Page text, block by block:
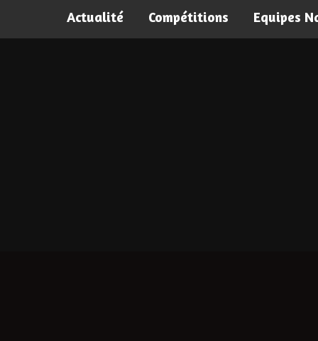
Actualité Compétitions Equipes